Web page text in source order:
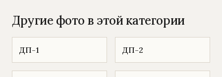
Другие фото в этой категории
ДП-1 ДП-2